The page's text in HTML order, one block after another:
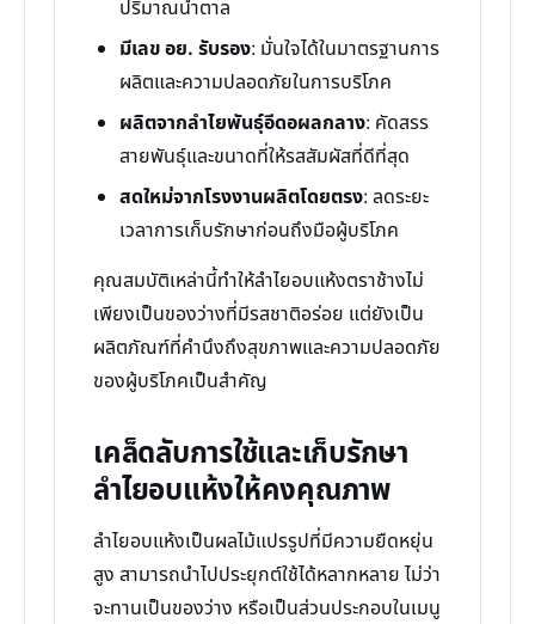
ปริมาณน้ำตาล
มีเลข อย. รับรอง: มั่นใจได้ในมาตรฐานการ
ผลิตและความปลอดภัยในการบริโภค
ผลิตจากลำไยพันธุ์อีดอผลกลาง: คัดสรร
สายพันธุ์และขนาดที่ให้รสสัมผัสที่ดีที่สุด
สดใหม่จากโรงงานผลิตโดยตรง: ลดระยะ
เวลาการเก็บรักษาก่อนถึงมือผู้บริโภค
คุณสมบัติเหล่านี้ทำให้ลำไยอบแห้งตราช้างไม่
เพียงเป็นของว่างที่มีรสชาติอร่อย แต่ยังเป็น
ผลิตภัณฑ์ที่คำนึงถึงสุขภาพและความปลอดภัย
ของผู้บริโภคเป็นสำคัญ
เคล็ดลับการใช้และเก็บรักษา
ลำไยอบแห้งให้คงคุณภาพ
ลำไยอบแห้งเป็นผลไม้แปรรูปที่มีความยืดหยุ่น
สูง สามารถนำไปประยุกต์ใช้ได้หลากหลาย ไม่ว่า
จะทานเป็นของว่าง หรือเป็นส่วนประกอบในเมนู